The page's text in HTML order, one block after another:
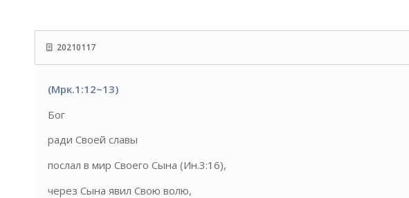
20210117
(Мрк.1:12~13)
Бог
ради Своей славы
послал в мир Своего Сына (Ин.3:16),
через Сына явил Свою волю,